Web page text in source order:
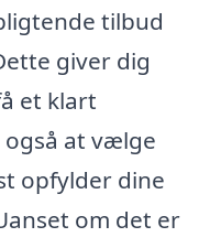
tilbud
giver dig
et klart
at vælge
opfylder dine
om det er